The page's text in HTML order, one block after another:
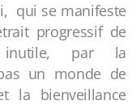
qui se manifeste
progressif de
inutile, par la
un monde de
la bienveillance